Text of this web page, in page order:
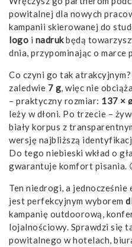
powitalnej dla nowych
kampanii skierowanej do
logo i nadrukbędą
dnia, przypominając o marce
Co czyni go tak
zaledwie 7 g, więc nie
– praktyczny rozmiar: 137 ×
leży w dłoni. Po trzecie –
biały korpus z
wersję najbliższą
Do tego niebieski wkład o
gwarantuje komfort pisania.
Ten niedrogi, a jednocześnie
jest perfekcyjnym wyborem
kampanię outdoorową,
lojalnościowy. Sprawdzi się
powitalnego w hotelach,